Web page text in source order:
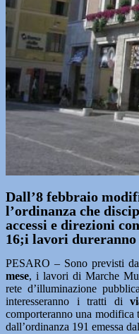
Dall’8 febbraio
l’ordinanza che
accessi e direzioni
16;i lavori
PESARO – Sono previsti da
mese, i lavori di Marche
rete d’illuminazione
interesseranno i tratti di
comporteranno una modifica
dall’ordinanza 191 emessa